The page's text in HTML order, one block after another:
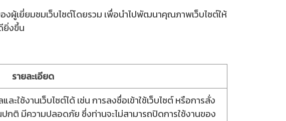
งผู้เยี่ยมชมเว็บไซต์โดยรวม เพื่อนำไปพัฒนาคุณภาพเว็บไซต์ให้
ยิ่งขึ้น
รายละเอียด
ะใช้งานเว็บไซต์ได้ เช่น การลงชื่อเข้าใช้เว็บไซต์ หรือการสั่ง
ปกติ มีความปลอดภัย ซึ่งท่านจะไม่สามารถปิดการใช้งานของ